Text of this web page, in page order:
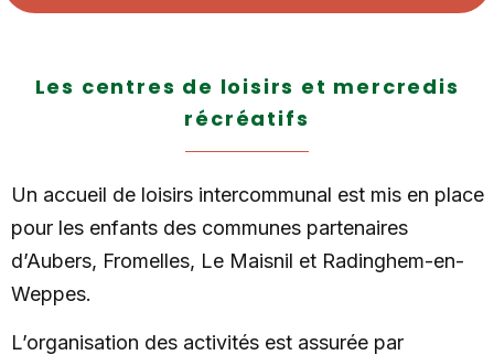
Les centres de loisirs et mercredis
récréatifs
Un accueil de loisirs intercommunal est mis en place
pour les enfants des communes partenaires
d’Aubers, Fromelles, Le Maisnil et Radinghem-en-
Weppes.
L’organisation des activités est assurée par